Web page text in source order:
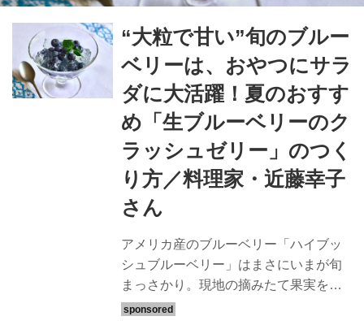
“大粒で甘い”旬のブルー
ベリーは、おやつにサラ
ダに大活躍！夏のおすす
め「生ブルーベリーのク
ラッシュゼリー」のつく
り方／料理家・近藤幸子
さん
アメリカ産のブルーベリー「ハイブッ
シュブルーベリー」はまさにいまが旬
まっさかり。現地の摘みたて果実を冷
凍することなく、おいしさそのまま日